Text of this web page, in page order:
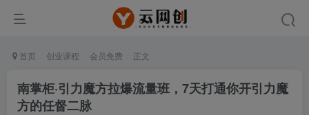
首页 创业课程 会员免费 正文
南掌柜·引力魔方拉爆流量班，7天打通你开引力魔
方的任督二脉